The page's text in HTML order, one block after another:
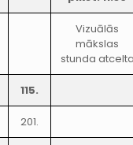
Vizuālās
mākslas
stunda
115.
201.